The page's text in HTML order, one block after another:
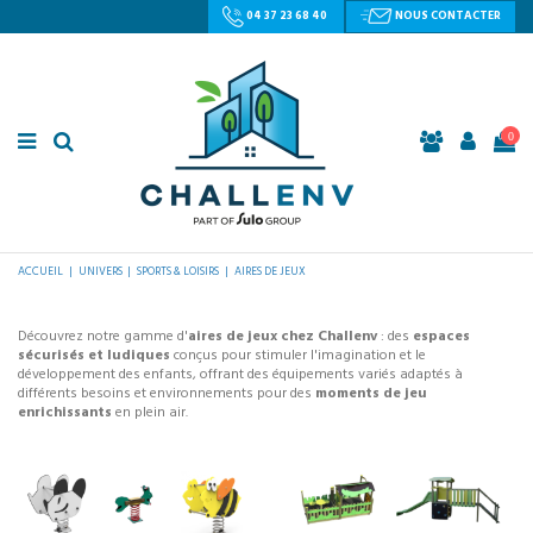
04 37 23 68 40 NOUS CONTACTER
0
ACCUEIL UNIVERS SPORTS & LOISIRS AIRES DE JEUX
Découvrez notre gamme d'aires de jeux chez Challenv: des espaces
sécurisés et ludiques conçus pour stimuler l'imagination et le
développement des enfants, offrant des équipements variés adaptés à
différents besoins et environnements pour des moments de jeu
enrichissants en plein air.